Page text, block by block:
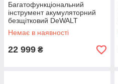
Багатофункціональний
інструмент акумуляторний
безщітковий DeWALT
DCS356P2 18V вага 1.1 кг
безключова зміна аксесуарів
Немає в наявності
22 999 ₴